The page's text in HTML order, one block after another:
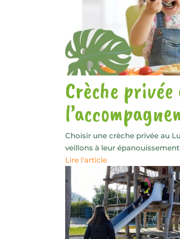
Crèche
Choisir une crèche privée au
veillons à leur
Lire l'article